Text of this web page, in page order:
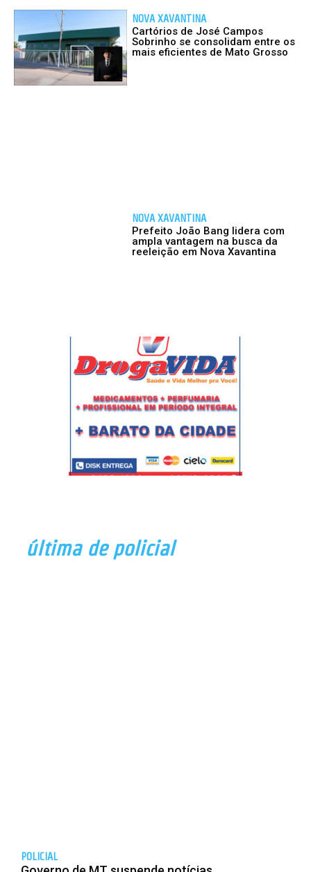
NOVA XAVANTINA
Cartórios de José Campos
Sobrinho se consolidam entre os
mais eficientes de Mato Grosso
NOVA XAVANTINA
Prefeito João Bang lidera com
ampla vantagem na busca da
reeleição em Nova Xavantina
última de policial
POLICIAL